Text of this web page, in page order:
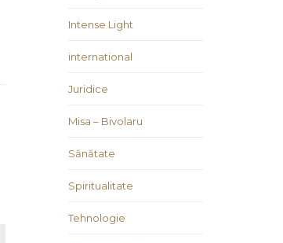
Intense Light
international
Juridice
Misa – Bivolaru
Sănătate
Spiritualitate
Tehnologie